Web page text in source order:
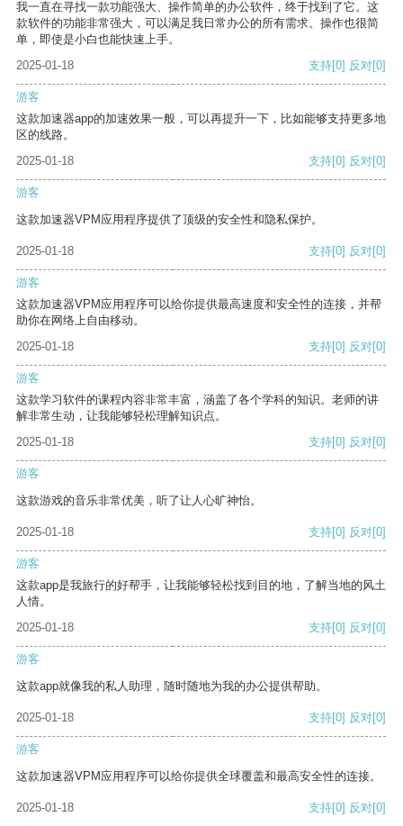
我一直在寻找一款功能强大、操作简单的办公软件，终于找到了它。这
款软件的功能非常强大，可以满足我日常办公的所有需求。操作也很简
单，即使是小白也能快速上手。
2025-01-18
支持[0] 反对[0]
游客
这款加速器app的加速效果一般，可以再提升一下，比如能够支持更多地
区的线路。
2025-01-18
支持[0] 反对[0]
游客
这款加速器VPM应用程序提供了顶级的安全性和隐私保护。
2025-01-18 支持[0] 反对[0]
游客
这款加速器VPM应用程序可以给你提供最高速度和安全性的连接，并帮
助你在网络上自由移动。
2025-01-18
支持[0] 反对[0]
游客
这款学习软件的课程内容非常丰富，涵盖了各个学科的知识。老师的讲
解非常生动，让我能够轻松理解知识点。
2025-01-18
支持[0] 反对[0]
游客
这款游戏的音乐非常优美，听了让人心旷神怡。
2025-01-18 支持[0] 反对[0]
游客
这款app是我旅行的好帮手，让我能够轻松找到目的地，了解当地的风土
人情。
2025-01-18
支持[0] 反对[0]
游客
这款app就像我的私人助理，随时随地为我的办公提供帮助。
2025-01-18 支持[0] 反对[0]
游客
这款加速器VPM应用程序可以给你提供全球覆盖和最高安全性的连接。
2025-01-18 支持[0] 反对[0]